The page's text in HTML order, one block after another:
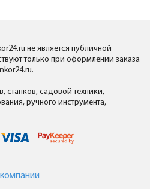
не является публичной
только при оформлении заказа
станков, садовой техники,
ручного инструмента,